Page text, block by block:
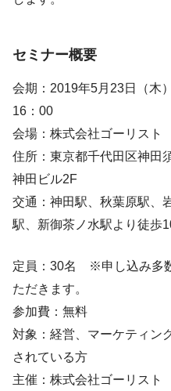
セミナー概要
会期：2019年5月23日（木
16：00
会場：株式会社ゴーリス
住所：東京都千代田区神
神田ビル2F
交通：神田駅、秋葉原駅、
駅、新御茶ノ水駅より徒歩
定員：30名 ※申し込み多
ただきます。
参加費：無料
対象：経営、マーケティン
されている方
主催：株式会社ゴーリス